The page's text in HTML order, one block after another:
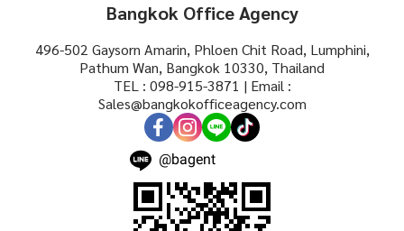
Bangkok Office Agency
496-502 Gaysorn Amarin, Phloen Chit Road, Lumphini,
Pathum Wan, Bangkok 10330, Thailand
TEL : 098-915-3871 | Email :
Sales@bangkokofficeagency.com
@bagent